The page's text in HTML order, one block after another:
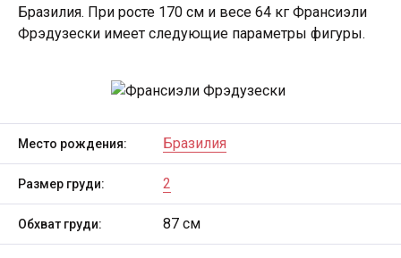
Бразилия. При росте 170 см и весе 64 кг Франсиэли
Фрэдузески имеет следующие параметры фигуры.
Место рождения: Бразилия
Размер груди: 2
Обхват груди: 87 см